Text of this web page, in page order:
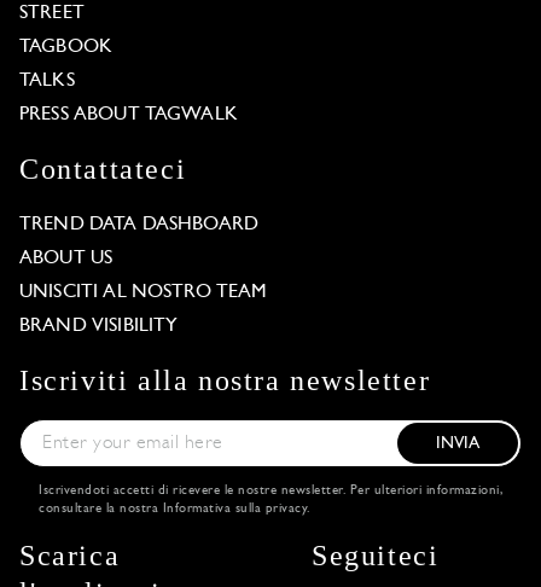
STREET
TAGBOOK
TALKS
PRESS ABOUT TAGWALK
Contattateci
TREND DATA DASHBOARD
ABOUT US
UNISCITI AL NOSTRO TEAM
BRAND VISIBILITY
Iscriviti alla nostra newsletter
INVIA
Iscrivendoti accetti di ricevere le nostre newsletter. Per ulteriori informazioni,
consultare la nostra Informativa sulla privacy.
Scarica
Seguiteci